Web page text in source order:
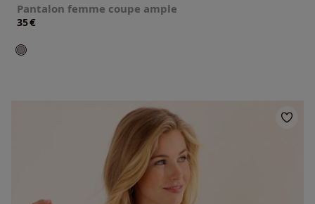
Pantalon femme coupe ample
35€